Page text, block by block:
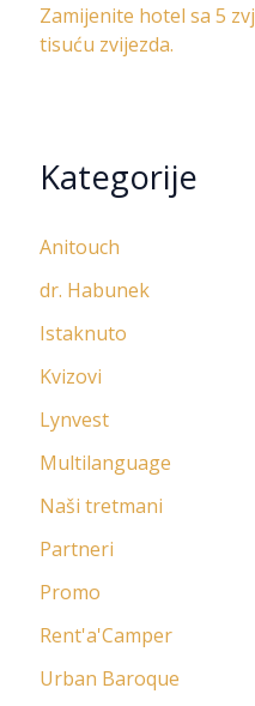
Zamijenite hotel sa 5
tisuću zvijezda.
Kategorije
Anitouch
dr. Habunek
Istaknuto
Kvizovi
Lynvest
Multilanguage
Naši tretmani
Partneri
Promo
Rent'a'Camper
Urban Baroque